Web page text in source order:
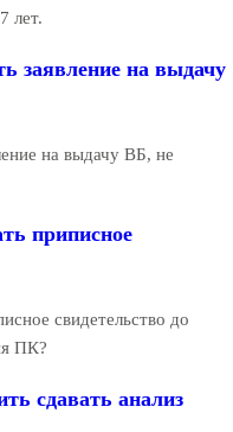
лет.
заявление на выдачу
на выдачу ВБ, не
приписное
свидетельство до
ПК?
сдавать анализ